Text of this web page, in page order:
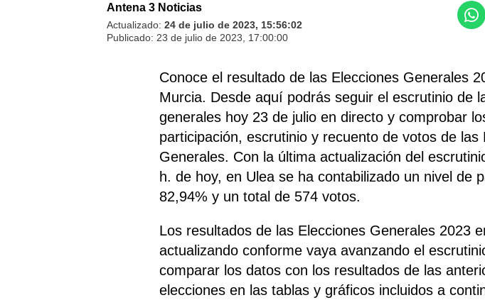
Antena 3 Noticias
Actualizado: 24 de julio de 2023, 15:56:02
Publicado: 23 de julio de 2023, 17:00:00
Conoce el resultado de las Elecciones Generales
Murcia. Desde aquí podrás seguir el escrutinio de
generales hoy 23 de julio en directo y comprobar
participación, escrutinio y recuento de votos de las
Generales. Con la última actualización del
h. de hoy, en Ulea se ha contabilizado un nivel de
82,94% y un total de 574 votos.
Los resultados de las Elecciones Generales 2023
actualizando conforme vaya avanzando el
comparar los datos con los resultados de las
elecciones en las tablas y gráficos incluidos a